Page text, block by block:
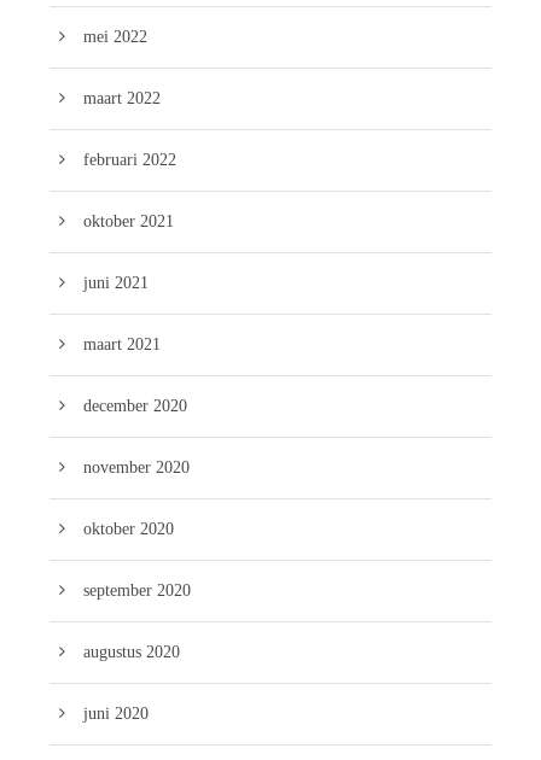
mei 2022
maart 2022
februari 2022
oktober 2021
juni 2021
maart 2021
december 2020
november 2020
oktober 2020
september 2020
augustus 2020
juni 2020